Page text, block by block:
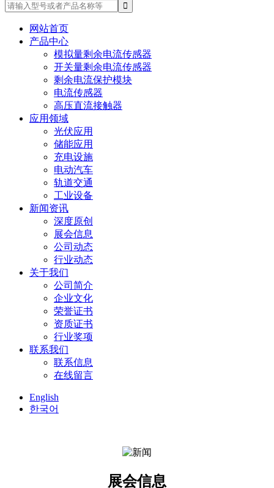
网站首页
产品中心
模拟量剩余电流传感器
开关量剩余电流传感器
剩余电流保护模块
电流传感器
高压直流接触器
应用领域
光伏应用
储能应用
充电设施
电动汽车
轨道交通
工业设备
新闻资讯
深度原创
展会信息
公司动态
行业动态
关于我们
公司简介
企业文化
荣誉证书
资质证书
行业奖项
联系我们
联系信息
在线留言
English
한국어
展会信息